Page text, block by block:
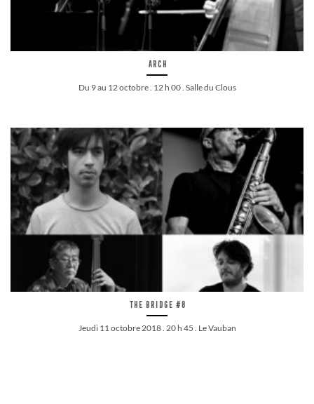
Arch
Du 9 au 12 octobre . 12 h 00 . Salle du Clous
The Bridge #8
Jeudi 11 octobre 2018 . 20 h 45 . Le Vauban